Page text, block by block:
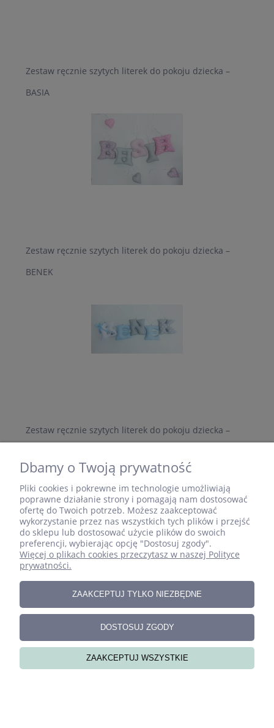
Zestaw ręcznie szytych literek do pokoju dziecka –
BASIA
Zestaw ręcznie szytych literek do pokoju dziecka –
BENEK
Zestaw ręcznie szytych literek do pokoju dziecka –
Zestaw ręcznie szytych literek do pokoju dziecka –
Dbamy o Twoją prywatność
Pliki cookies i pokrewne im technologie umożliwiają
poprawne działanie strony i pomagają nam dostosować
ofertę do Twoich potrzeb. Możesz zaakceptować
wykorzystanie przez nas wszystkich tych plików i przejść
do sklepu lub dostosować użycie plików do swoich
preferencji, wybierając opcję "Dostosuj zgody".
Więcej o plikach cookies przeczytasz w naszej Polityce
prywatności.
ZAAKCEPTUJ TYLKO NIEZBĘDNE
DOSTOSUJ ZGODY
ZAAKCEPTUJ WSZYSTKIE